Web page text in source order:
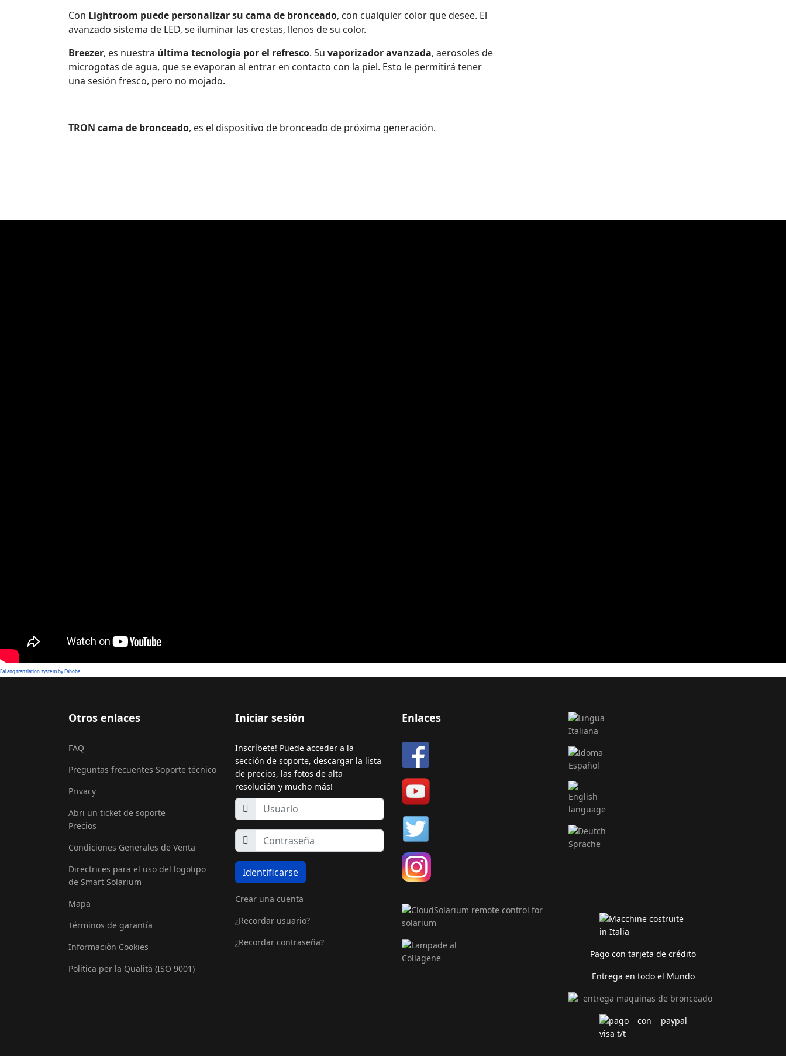
Con Lightroom puede personalizar su cama de bronceado, con cualquier color que desee. El
avanzado sistema de LED, se iluminar las crestas, llenos de su color.
Breezer, es nuestra última tecnología por el refresco. Su vaporizador avanzada, aerosoles de
microgotas de agua, que se evaporan al entrar en contacto con la piel. Esto le permitirá tener
una sesión fresco, pero no mojado.
TRON cama de bronceado, es el dispositivo de bronceado de próxima generación.
FaLang translation system by Faboba
Otros enlaces
FAQ
Preguntas frecuentes Soporte técnico
Privacy
Abri un ticket de soporte
Precios
Condiciones Generales de Venta
Directrices para el uso del logotipo
de Smart Solarium
Mapa
Términos de garantía
Informaciòn Cookies
Politica per la Qualità (ISO 9001)
Iniciar sesión
Inscríbete! Puede acceder a la
sección de soporte, descargar la lista
de precios, las fotos de alta
resolución y mucho más!
Identificarse
Crear una cuenta
¿Recordar usuario?
¿Recordar contraseña?
Enlaces
Pago con tarjeta de crédito
Entrega en todo el Mundo